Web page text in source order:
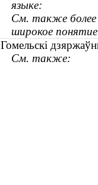
языке:
См. также более
широкое
Гомельскі
См. также: